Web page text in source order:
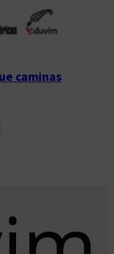
caminas